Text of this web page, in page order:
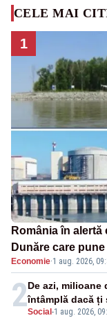
CELE MAI
1
România în
Dunăre care
cunoscută de pe
Economie·1 aug. 2026,
2Social -1 aug. 2026,
De azi, milioane
întâmplă dacă ți